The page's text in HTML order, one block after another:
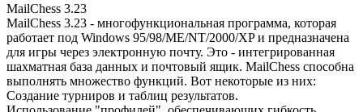
MailChess 3.23
MailChess 3.23 - многофункциональная программа, которая
работает под Windows 95/98/ME/NT/2000/XP и предназначена
для игры через электронную почту. Это - интегрированная
шахматная база данных и почтовый ящик. MailChess способна
выполнять множество функций. Вот некоторые из них:
Создание турниров и таблиц результатов.